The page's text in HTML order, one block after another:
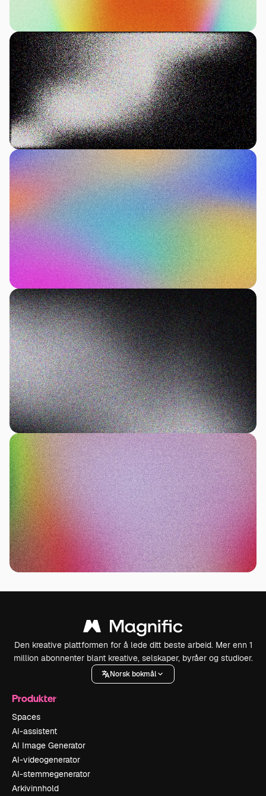
Den kreative plattformen for å lede ditt beste arbeid. Mer enn 1
million abonnenter blant kreative, selskaper, byråer og studioer.
Norsk bokmål
Produkter
Spaces
AI-assistent
AI Image Generator
AI-videogenerator
AI-stemmegenerator
Arkivinnhold